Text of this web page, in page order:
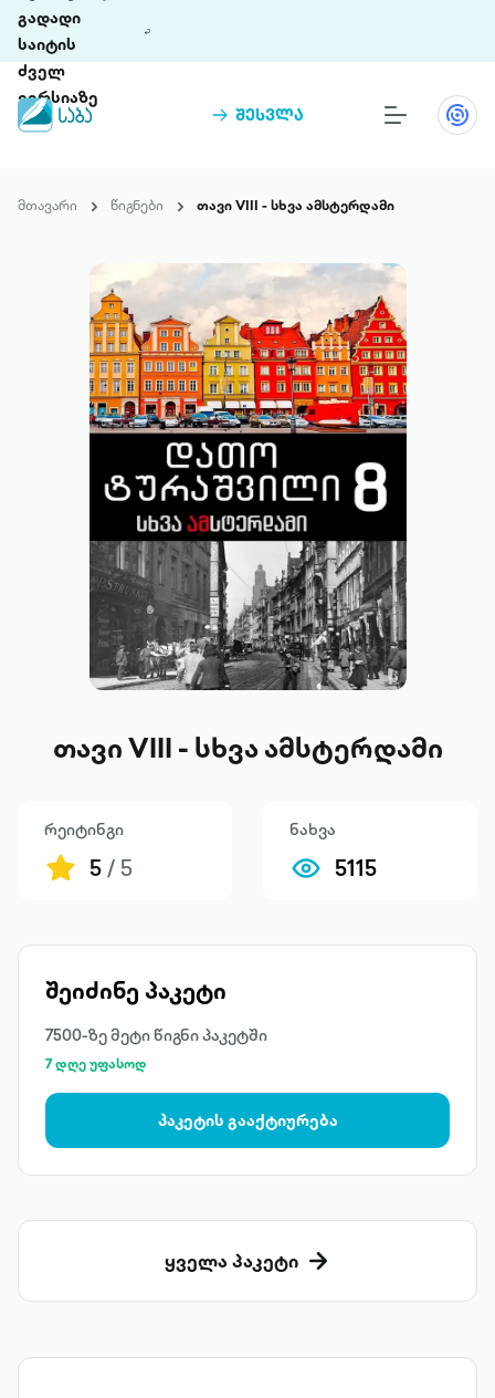
გადადი
საიტის
ძველ
ვერსიაზე
შესვლა
თინეთი 9 ციფრულ პლატფორმასა და 5
ჩვენ შესახებ
პაკეტები
მთავარი წიგნები თავი VIII - სხვა ამსტერდამი
თავი VIII - სხვა ამსტერდამი
რეიტინგი
5/ 5
ნახვა
5115
შეიძინე პაკეტი
7500-ზე მეტი წიგნი პაკეტში
7 დღე უფასოდ
პაკეტის გააქტიურება
ყველა პაკეტი